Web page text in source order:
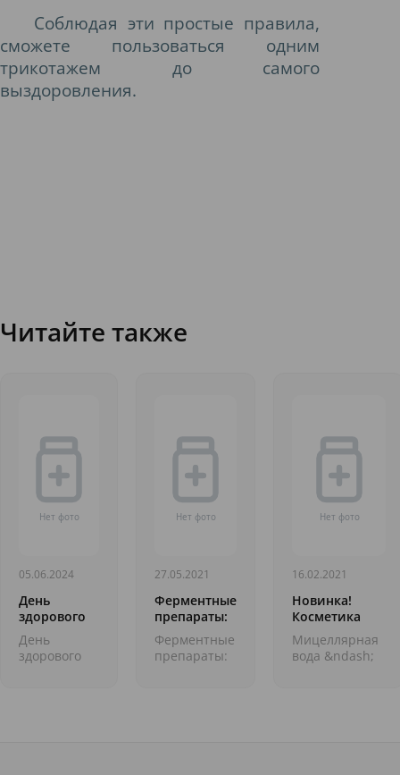
Соблюдая эти простые правила,
сможете пользоваться одним
трикотажем до самого
выздоровления.
Читайте также
05.06.2024
День
здорового
питания и
отказа от
излишеств
День
здорового
27.05.2021
Ферментные
препараты:
нужны ли
они
здоровым
Ферментные
препараты:
16.02.2021
Новинка!
Косметика
KORA.
ОЧИЩАЮЩИЕ
СРЕДСТВА
Мицеллярная
вода &ndash;